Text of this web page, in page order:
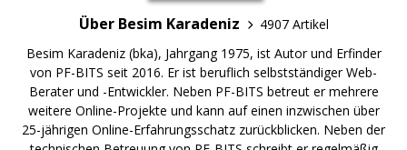
Über Besim Karadeniz
4907 Artikel
Besim Karadeniz (bka), Jahrgang 1975, ist Autor und Erfinder
von PF-BITS seit 2016. Er ist beruflich selbstständiger Web-
Berater und -Entwickler. Neben PF-BITS betreut er mehrere
weitere Online-Projekte und kann auf einen inzwischen über
25-jährigen Online-Erfahrungsschatz zurückblicken. Neben der